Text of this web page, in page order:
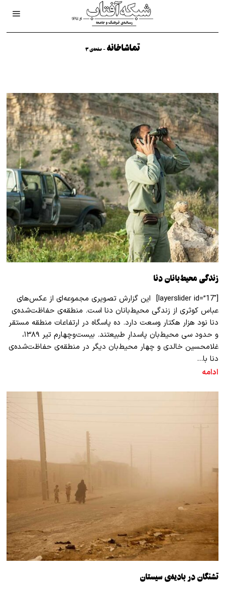
تماشاخانه- صفحه‌ی 3
زندگی محیط‌بانان دنا
[layerslider id=”17″] این گزارش تصویری مجموعه‌ای از عکس‌های
عباس کوثری از زندگی محیط‌بانان دنا است. منطقه‌ی حفاظت‌شده‌ی
دنا نود هزار هکتار وسعت دارد. ده پاسگاه در ارتفاعات منطقه مستقر
و حدود سی محیط‌بان پاسدارِ طبیعتند. بیست‌وچهارم تیر ۱۳۸۹،
غلامحسین خالدی و چهار محیط‌بان دیگر در منطقه‌ی حفاظت‌شده‌ی
دنا با…
ادامه
تشنگان در بادیه‌ی سیستان